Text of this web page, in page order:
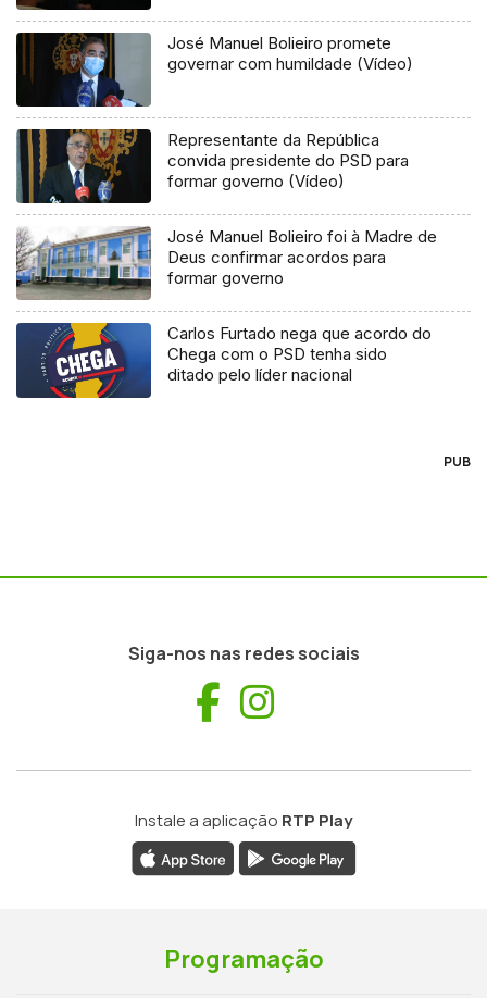
José Manuel Bolieiro promete
governar com humildade (Vídeo)
Representante da República
convida presidente do PSD para
formar governo (Vídeo)
José Manuel Bolieiro foi à Madre de
Deus confirmar acordos para
formar governo
Carlos Furtado nega que acordo do
Chega com o PSD tenha sido
ditado pelo líder nacional
PUB
Siga-nos nas redes sociais
Facebook
Instale a aplicação RTP Play
Programação